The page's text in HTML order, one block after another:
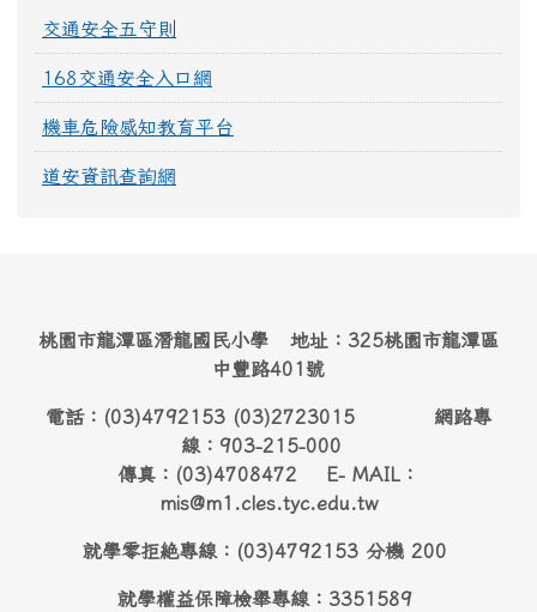
交通安全五守則
168交通安全入口網
機車危險感知教育平台
道安資訊查詢網
桃園市龍潭區潛龍國民小學 地址：325桃園市龍潭區
中豐路401號
電話：(03)4792153 (03)2723015 網路專
線：903-215-000
傳真：(03)4708472 E- MAIL：
mis@m1.cles.tyc.edu.tw
就學零拒絶專線：(03)4792153 分機 200
就學權益保障檢舉專線：3351589